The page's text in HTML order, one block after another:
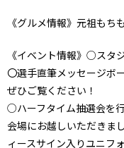
《グルメ情報》元祖もち
《イベント情報》○スタ
〇選手直筆メッセージボ
ぜひご覧ください！
○ハーフタイム抽選会を
会場にお越しいただきま
ィースサイン入りユニフ